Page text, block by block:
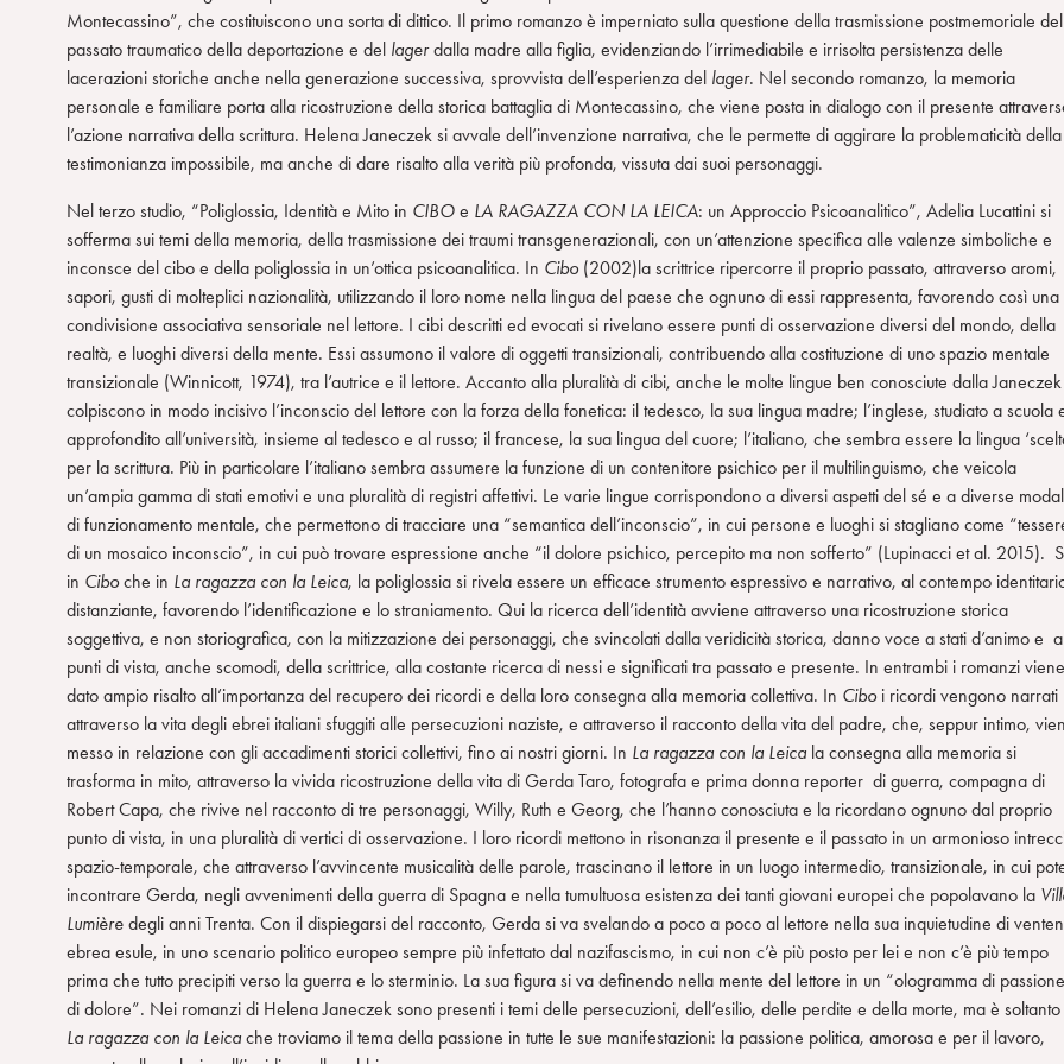
n
s
o
Montecassino”, che costituiscono una sorta di dittico. Il primo romanzo è imperniato sulla questione della trasmissione postmemoriale del
passato traumatico della deportazione e del lagerdalla madre alla figlia, evidenziando l’irrimediabile e irrisolta persistenza delle
lacerazioni storiche anche nella generazione successiva, sprovvista dell’esperienza del lager. Nel secondo romanzo, la memoria
personale e familiare porta alla ricostruzione della storica battaglia di Montecassino, che viene posta in dialogo con il presente
l’azione narrativa della scrittura. Helena Janeczek si avvale dell’invenzione narrativa, che le permette di aggirare la problematicità della
testimonianza impossibile, ma anche di dare risalto alla verità più profonda, vissuta dai suoi personaggi.
Nel terzo studio, “Poliglossia, Identità e Mito in CIBO e LA RAGAZZA CON LA LEICA: un Approccio Psicoanalitico”, Adelia Lucattini si
sofferma sui temi della memoria, della trasmissione dei traumi transgenerazionali, con un’attenzione specifica alle valenze simboliche e
inconsce del cibo e della poliglossia in un’ottica psicoanalitica. In Cibo(2002)la scrittrice ripercorre il proprio passato, attraverso aromi,
sapori, gusti di molteplici nazionalità, utilizzando il loro nome nella lingua del paese che ognuno di essi rappresenta, favorendo così una
condivisione associativa sensoriale nel lettore. I cibi descritti ed evocati si rivelano essere punti di osservazione diversi del mondo, della
realtà, e luoghi diversi della mente. Essi assumono il valore di oggetti transizionali, contribuendo alla costituzione di uno spazio mentale
transizionale (Winnicott, 1974), tra l’autrice e il lettore. Accanto alla pluralità di cibi, anche le molte lingue ben conosciute dalla Janeczek
colpiscono in modo incisivo l’inconscio del lettore con la forza della fonetica: il tedesco, la sua lingua madre; l’inglese, studiato a scuola
approfondito all’università, insieme al tedesco e al russo; il francese, la sua lingua del cuore; l’italiano, che sembra essere la lingua
per la scrittura. Più in particolare l’italiano sembra assumere la funzione di un contenitore psichico per il multilinguismo, che veicola
un’ampia gamma di stati emotivi e una pluralità di registri affettivi. Le varie lingue corrispondono a diversi aspetti del sé e a diverse
di funzionamento mentale, che permettono di tracciare una “semantica dell’inconscio”, in cui persone e luoghi si stagliano come
di un mosaico inconscio”, in cui può trovare espressione anche “il dolore psichico, percepito ma non sofferto” (Lupinacci et al. 2015).
in Ciboche in La ragazza con la Leica, la poliglossia si rivela essere un efficace strumento espressivo e narrativo, al contempo
distanziante, favorendo l’identificazione e lo straniamento. Qui la ricerca dell’identità avviene attraverso una ricostruzione storica
soggettiva, e non storiografica, con la mitizzazione dei personaggi, che svincolati dalla veridicità storica, danno voce a stati d’animo e a
punti di vista, anche scomodi, della scrittrice, alla costante ricerca di nessi e significati tra passato e presente. In entrambi i romanzi viene
dato ampio risalto all’importanza del recupero dei ricordi e della loro consegna alla memoria collettiva. In Cibo i ricordi vengono narrati
attraverso la vita degli ebrei italiani sfuggiti alle persecuzioni naziste, e attraverso il racconto della vita del padre, che, seppur intimo,
messo in relazione con gli accadimenti storici collettivi, fino ai nostri giorni. In La ragazza con la Leica la consegna alla memoria si
trasforma in mito, attraverso la vivida ricostruzione della vita di Gerda Taro, fotografa e prima donna reporter di guerra, compagna di
Robert Capa, che rivive nel racconto di tre personaggi, Willy, Ruth e Georg, che l’hanno conosciuta e la ricordano ognuno dal proprio
punto di vista, in una pluralità di vertici di osservazione. I loro ricordi mettono in risonanza il presente e il passato in un armonioso
spazio-temporale, che attraverso l’avvincente musicalità delle parole, trascinano il lettore in un luogo intermedio, transizionale, in cui
incontrare Gerda, negli avvenimenti della guerra di Spagna e nella tumultuosa esistenza dei tanti giovani europei che popolavano la
Lumière degli anni Trenta. Con il dispiegarsi del racconto, Gerda si va svelando a poco a poco al lettore nella sua inquietudine di
ebrea esule, in uno scenario politico europeo sempre più infettato dal nazifascismo, in cui non c’è più posto per lei e non c’è più tempo
prima che tutto precipiti verso la guerra e lo sterminio. La sua figura si va definendo nella mente del lettore in un “ologramma di
di dolore”. Nei romanzi di Helena Janeczek sono presenti i temi delle persecuzioni, dell’esilio, delle perdite e della morte, ma è soltanto
La ragazza con la Leicache troviamo il tema della passione in tutte le sue manifestazioni: la passione politica, amorosa e per il lavoro,